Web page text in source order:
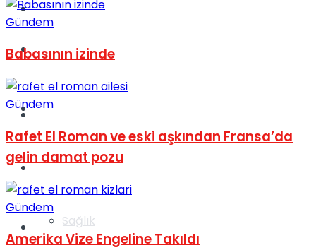
Gündem
Yaşam
Sağlık
Kadınca
Dünya
Türkiye
Müzik
Gündem
Babasının izinde
Gündem
Rafet El Roman ve eski aşkından Fransa’da
gelin damat pozu
Gündem
Amerika Vize Engeline Takıldı